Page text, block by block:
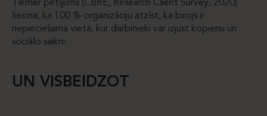
Tikmēr pētījums (CBRE, Research Client Survey, 2020)
liecina, ka 100 % organizāciju atzīst, ka birojs ir
nepieciešama vieta, kur darbinieki var izjust kopienu un
sociālo saikni.
UN VISBEIDZOT